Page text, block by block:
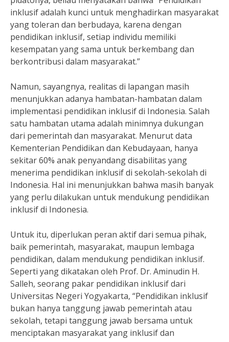
inklusif adalah kunci untuk menghadirkan masyarakat
yang toleran dan berbudaya, karena dengan
pendidikan inklusif, setiap individu memiliki
kesempatan yang sama untuk berkembang dan
berkontribusi dalam masyarakat.”
Namun, sayangnya, realitas di lapangan masih
menunjukkan adanya hambatan-hambatan dalam
implementasi pendidikan inklusif di Indonesia. Salah
satu hambatan utama adalah minimnya dukungan
dari pemerintah dan masyarakat. Menurut data
Kementerian Pendidikan dan Kebudayaan, hanya
sekitar 60% anak penyandang disabilitas yang
menerima pendidikan inklusif di sekolah-sekolah di
Indonesia. Hal ini menunjukkan bahwa masih banyak
yang perlu dilakukan untuk mendukung pendidikan
inklusif di Indonesia.
Untuk itu, diperlukan peran aktif dari semua pihak,
baik pemerintah, masyarakat, maupun lembaga
pendidikan, dalam mendukung pendidikan inklusif.
Seperti yang dikatakan oleh Prof. Dr. Aminudin H.
Salleh, seorang pakar pendidikan inklusif dari
Universitas Negeri Yogyakarta, “Pendidikan inklusif
bukan hanya tanggung jawab pemerintah atau
sekolah, tetapi tanggung jawab bersama untuk
menciptakan masyarakat yang inklusif dan